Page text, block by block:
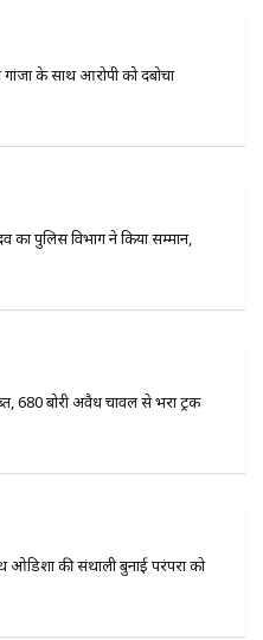
के साथ आरोपी को दबोचा
का पुलिस विभाग ने किया सम्मान,
680 बोरी अवैध चावल से भरा ट्रक
ओडिशा की संथाली बुनाई परंपरा को